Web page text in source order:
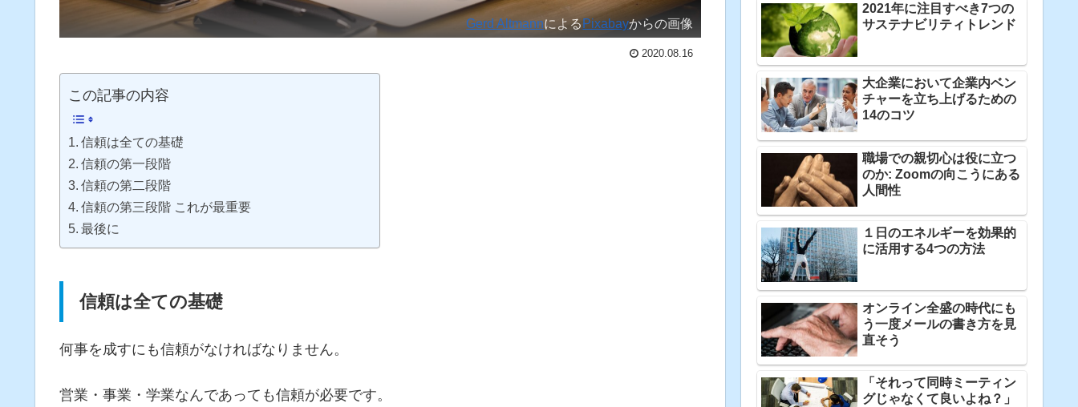
Gerd AltmannによるPixabayからの画像
2020.08.16
この記事の内容
信頼は全ての基礎
信頼の第一段階
信頼の第二段階
信頼の第三段階 これが最重要
最後に
信頼は全ての基礎
何事を成すにも信頼がなければなりません。
営業・事業・学業なんであっても信頼が必要です。
2021年に注目すべき7つの
サステナビリティトレンド
大企業において企業内ベン
チャーを立ち上げるための
14のコツ
職場での親切心は役に立つ
のか: Zoomの向こうにある
人間性
１日のエネルギーを効果的
に活用する4つの方法
オンライン全盛の時代にも
う一度メールの書き方を見
直そう
「それって同時ミーティン
グじゃなくて良いよね？」